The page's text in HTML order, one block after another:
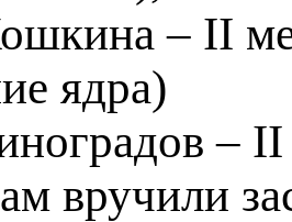
– II
ядра)
–
вручили